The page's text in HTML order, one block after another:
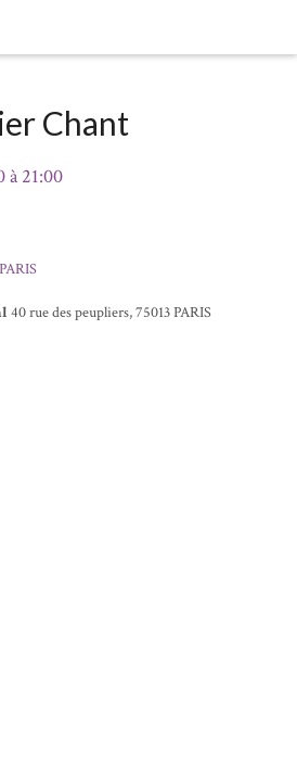
Chant
à 21:00
40 rue des peupliers, 75013 PARIS